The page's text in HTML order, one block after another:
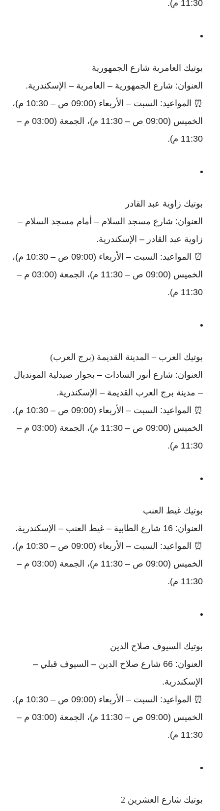
11:30 م).
بوتيك العامرية شارع الجمهورية
العنوان: شارع الجمهورية – العامرية – الإسكندرية.
⏰ المواعيد: السبت – الأربعاء (09:00 ص – 10:30 م)،
الخميس (09:00 ص – 11:30 م)، الجمعة (03:00 م –
11:30 م).
بوتيك زاوية عبد القادر
العنوان: شارع مسجد السلام – أمام مسجد السلام –
زاوية عبد القادر – الإسكندرية.
⏰ المواعيد: السبت – الأربعاء (09:00 ص – 10:30 م)،
الخميس (09:00 ص – 11:30 م)، الجمعة (03:00 م –
11:30 م).
بوتيك العرب – المدينة القديمة (برج العرب)
العنوان: شارع أنور السادات – بجوار صيدلية المونديال
– مدينة برج العرب القديمة – الإسكندرية.
⏰ المواعيد: السبت – الأربعاء (09:00 ص – 10:30 م)،
الخميس (09:00 ص – 11:30 م)، الجمعة (03:00 م –
11:30 م).
بوتيك غيط العنب
العنوان: 16 شارع الطابية – غيط العنب – الإسكندرية.
⏰ المواعيد: السبت – الأربعاء (09:00 ص – 10:30 م)،
الخميس (09:00 ص – 11:30 م)، الجمعة (03:00 م –
11:30 م).
بوتيك السيوف صلاح الدين
العنوان: 66 شارع صلاح الدين – السيوف قبلي –
الإسكندرية.
⏰ المواعيد: السبت – الأربعاء (09:00 ص – 10:30 م)،
الخميس (09:00 ص – 11:30 م)، الجمعة (03:00 م –
11:30 م).
بوتيك شارع العشرين 2